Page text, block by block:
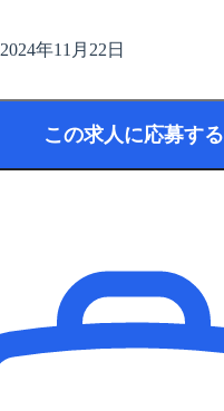
2024年11月22日
この求人に応募する